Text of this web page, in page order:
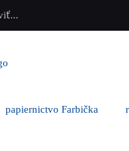
papiernictvo Farbička